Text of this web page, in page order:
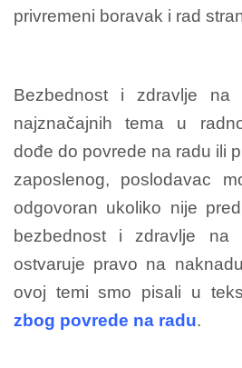
privremeni boravak i rad
Bezbednost i zdravlje
najznačajnih tema u
dođe do povrede na radu ili
zaposlenog, poslodavac
odgovoran ukoliko nije
bezbednost i zdravlje na
ostvaruje pravo na
ovoj temi smo pisali u
zbog povrede na radu.